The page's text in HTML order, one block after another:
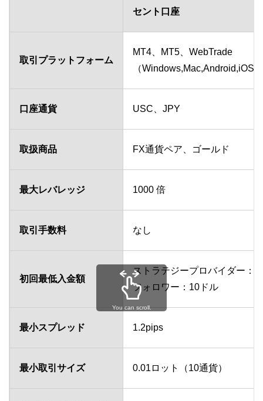
セント口座
取引プラットフォーム
MT4、MT5、WebTrade
（Windows,Mac,Android,iOS
口座通貨 USC、JPY
取扱商品 FX通貨ペア、ゴールド
最大レバレッジ 1000 倍
取引手数料 なし
初回最低入金額
ストラテジープロバイダー：
フォロワー：10ドル
最小スプレッド 1.2pips
最小取引サイズ 0.01ロット（10通貨）
You can scroll.